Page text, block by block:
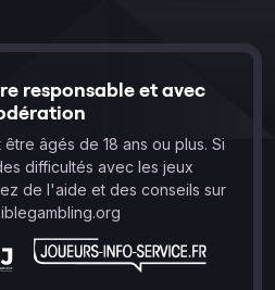
responsable et avec
âgés de 18 ans ou plus. Si
difficultés avec les jeux
de l'aide et des conseils sur